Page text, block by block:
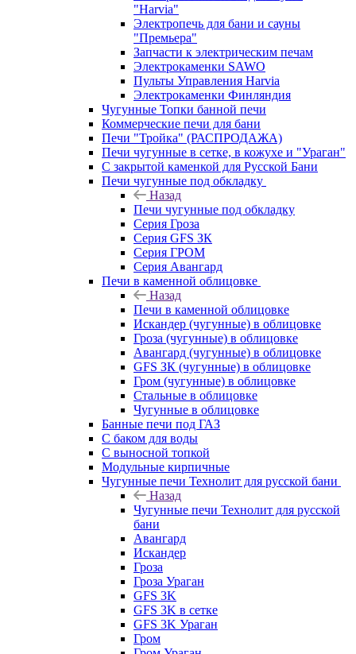
"Harvia"
Электропечь для бани и сауны
"Премьера"
Запчасти к электрическим печам
Электрокаменки SAWO
Пульты Управления Harvia
Электрокаменки Финляндия
Чугунные Топки банной печи
Коммерческие печи для бани
Печи "Тройка" (РАСПРОДАЖА)
Печи чугунные в сетке, в кожухе и "Ураган"
С закрытой каменкой для Русской Бани
Печи чугунные под обкладку
Назад
Печи чугунные под обкладку
Серия Гроза
Серия GFS ЗК
Серия ГРОМ
Серия Авангард
Печи в каменной облицовке
Назад
Печи в каменной облицовке
Искандер (чугунные) в облицовке
Гроза (чугунные) в облицовке
Авангард (чугунные) в облицовке
GFS ЗК (чугунные) в облицовке
Гром (чугунные) в облицовке
Стальные в облицовке
Чугунные в облицовке
Банные печи под ГАЗ
С баком для воды
С выносной топкой
Модульные кирпичные
Чугунные печи Технолит для русской бани
Назад
Чугунные печи Технолит для русской
бани
Авангард
Искандер
Гроза
Гроза Ураган
GFS 3K
GFS 3K в сетке
GFS 3K Ураган
Гром